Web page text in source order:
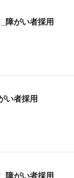
障がい者採用
い者採用
障がい者採用